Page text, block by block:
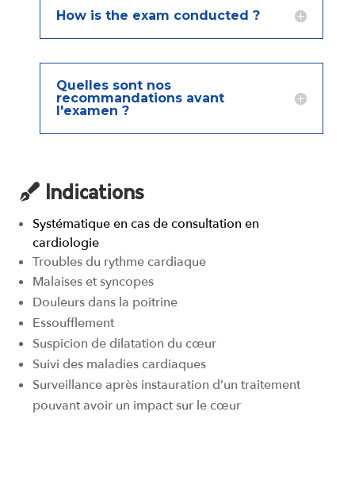
How is the exam conducted ?
Quelles sont nos
recommandations avant
l'examen ?
Indications
Systématique en cas de consultation en
cardiologie
Troubles du rythme cardiaque
Malaises et syncopes
Douleurs dans la poitrine
Essoufflement
Suspicion de dilatation du cœur
Suivi des maladies cardiaques
Surveillance après instauration d’un traitement
pouvant avoir un impact sur le cœur